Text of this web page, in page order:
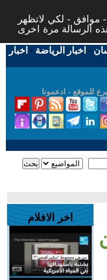
موافق - لكي لاتظهر
- اخبار الرياضة - اخبار
للموقع - ادعمونا
اخر الافلام